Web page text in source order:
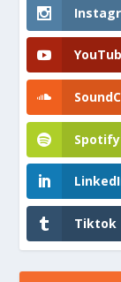
Spotify
Tiktok